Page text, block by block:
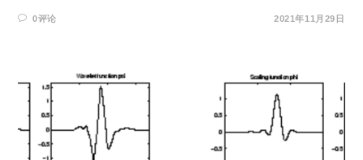
0评论 2021年11月29日